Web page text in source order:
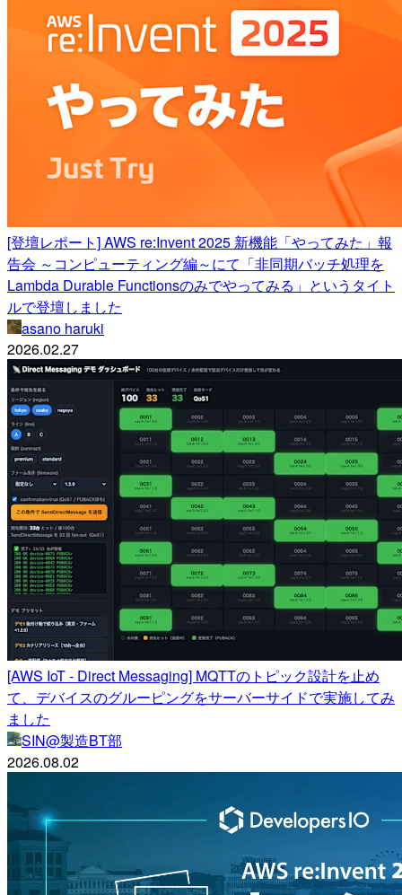
[登壇レポート] AWS re:Invent 2025 新機能「やってみた」報
告会 ～コンピューティング編～にて「非同期バッチ処理を
Lambda Durable Functionsのみでやってみる」というタイト
ルで登壇しました
asano haruki
2026.02.27
[AWS IoT - Direct Messaging] MQTTのトピック設計を止め
て、デバイスのグルーピングをサーバーサイドで実施してみ
ました
SIN@製造BT部
2026.08.02